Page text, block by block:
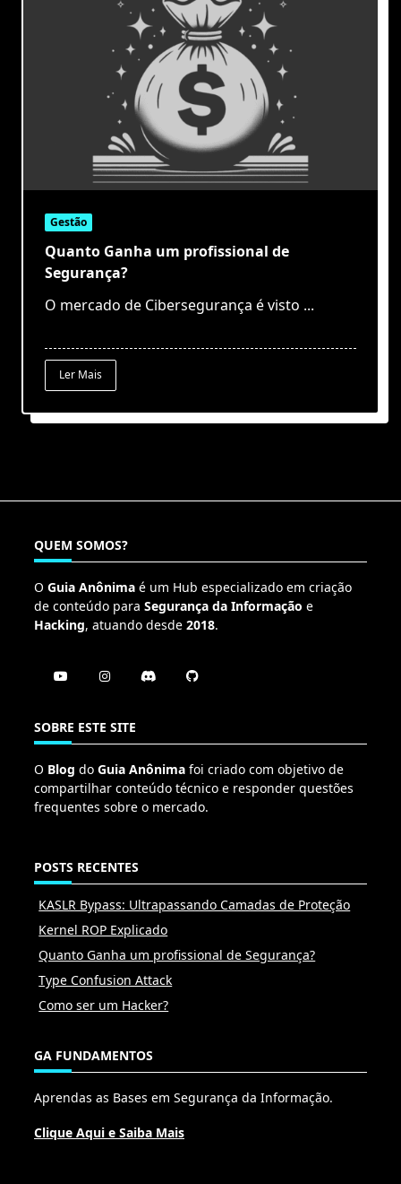
Gestão
Quanto Ganha um profissional de
Segurança?
O mercado de Cibersegurança é visto ...
Ler Mais
QUEM SOMOS?
O Guia Anônima é um Hub especializado em criação
de conteúdo para Segurança da Informação e
Hacking, atuando desde 2018.
SOBRE ESTE SITE
O Blog do Guia Anônima foi criado com objetivo de
compartilhar conteúdo técnico e responder questões
frequentes sobre o mercado.
POSTS RECENTES
KASLR Bypass: Ultrapassando Camadas de Proteção
Kernel ROP Explicado
Quanto Ganha um profissional de Segurança?
Type Confusion Attack
Como ser um Hacker?
GA FUNDAMENTOS
Aprendas as Bases em Segurança da Informação.
Clique Aqui e Saiba Mais